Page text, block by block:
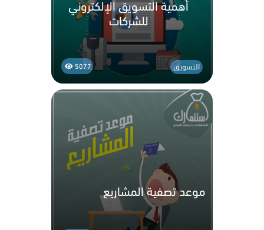
أهمية التسويق الإلكتروني
للشركات
5077 التسويق
موعد تصفية المشاريع